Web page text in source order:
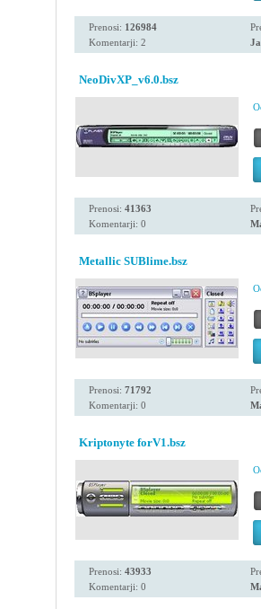
Prenosi: 126984
Komentarji: 2
NeoDivXP_v6.0.bsz
Prenosi: 41363
Komentarji: 0
Metallic SUBlime.bsz
Prenosi: 71792
Komentarji: 0
Kriptonyte forV1.bsz
Prenosi: 43933
Komentarji: 0